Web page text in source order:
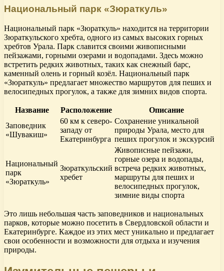
Национальный парк «Зюраткуль»
Национальный парк «Зюраткуль» находится на территории
Зюраткульского хребта, одного из самых высоких горных
хребтов Урала. Парк славится своими живописными
пейзажами, горными озерами и водопадами. Здесь можно
встретить редких животных, таких как снежный барс,
каменный олень и горный козёл. Национальный парк
«Зюраткуль» предлагает множество маршрутов для пеших и
велосипедных прогулок, а также для зимних видов спорта.
Название Расположение
Описание
Заповедник
«Шувакиш»
60 км к северо-
западу от
Екатеринбурга
Сохранение уникальной
природы Урала, место для
пеших прогулок и экскурсий
Национальный
парк
«Зюраткуль»
Зюраткульский
хребет
Живописные пейзажи,
горные озера и водопады,
встреча редких животных,
маршруты для пеших и
велосипедных прогулок,
зимние виды спорта
Это лишь небольшая часть заповедников и национальных
парков, которые можно посетить в Свердловской области и
Екатеринбурге. Каждое из этих мест уникально и предлагает
свои особенности и возможности для отдыха и изучения
природы.